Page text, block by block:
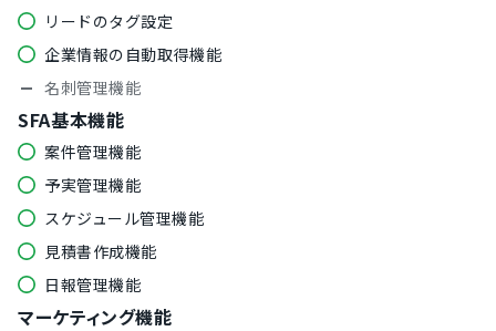
リードのタグ設定
企業情報の自動取得機能
名刺管理機能
SFA基本機能
案件管理機能
予実管理機能
スケジュール管理機能
見積書作成機能
日報管理機能
マーケティング機能